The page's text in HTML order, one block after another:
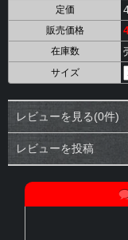
定価
販売価格
在庫数
サイズ
レビューを見る(0件)
レビューを投稿